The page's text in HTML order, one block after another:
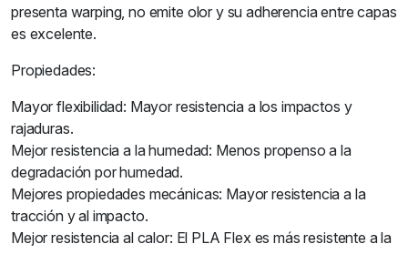
presenta warping, no emite olor y su adherencia entre capas
es excelente.
Propiedades:
Mayor flexibilidad: Mayor resistencia a los impactos y
rajaduras.
Mejor resistencia a la humedad: Menos propenso a la
degradación por humedad.
Mejores propiedades mecánicas: Mayor resistencia a la
tracción y al impacto.
Mejor resistencia al calor: El PLA Flex es más resistente a la